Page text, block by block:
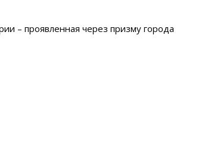
– проявленная через призму города